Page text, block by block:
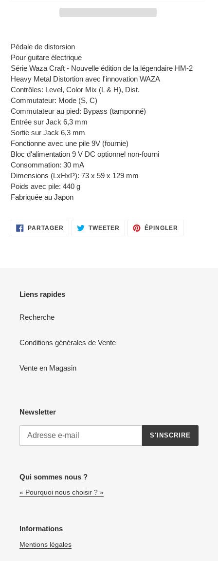
produit
à
votre
panier
Pédale de distorsion
Pour guitare électrique
Série Waza Craft - Nouvelle édition de la légendaire HM-2
Heavy Metal Distortion avec l'innovation WAZA
Contrôles: Level, Color Mix (L & H), Dist.
Commutateur: Mode (S, C)
Commutateur au pied: Bypass (tamponné)
Entrée sur Jack 6,3 mm
Sortie sur Jack 6,3 mm
Fonctionne avec une pile 9V (fournie)
Bloc d'alimentation 9 V DC optionnel non-fourni
Consommation: 30 mA
Dimensions (LxHxP): 73 x 59 x 129 mm
Poids avec pile: 440 g
Fabriquée au Japon
PARTAGER PARTAGER
SUR
TWEETER TWEETER
SUR
ÉPINGLER
Liens rapides
Recherche
Conditions générales de Vente
Vente en Magasin
Newsletter
S'INSCRIRE
Qui sommes nous ?
« Pourquoi nous choisir ? »
Informations
Mentions légales